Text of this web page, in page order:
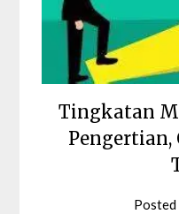
Tingkatan
Pengertian,
Posted